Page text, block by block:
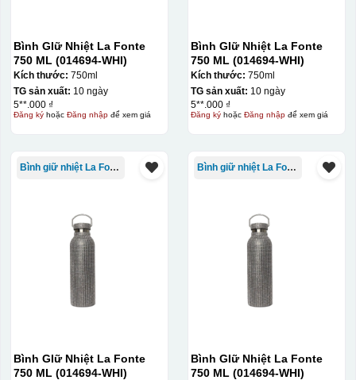
Hộp xi ly sứ
Bình GIữ Nhiệt La Fonte
750 ML (014694-WHI)
Kích thước: 750ml
TG sản xuất: 10 ngày
5**.000 ₫
Đăng kýhoặc Đăng nhậpđể xem giá
Bình GIữ Nhiệt La Fonte
750 ML (014694-WHI)
Kích thước: 750ml
TG sản xuất: 10 ngày
5**.000 ₫
Đăng kýhoặc Đăng nhậpđể xem giá
Bình giữ nhiệt La Fonte
Bình GIữ Nhiệt La Fonte
750 ML (014694-WHI)
Bình giữ nhiệt La Fonte
Bình GIữ Nhiệt La Fonte
750 ML (014694-WHI)